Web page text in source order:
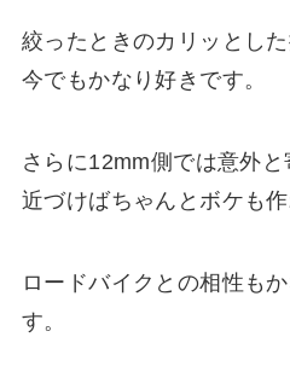
絞ったときのカリッとした
今でもかなり好きです。
さらに12mm側では意外と
近づけばちゃんとボケも作
ロードバイクとの相性も
す。